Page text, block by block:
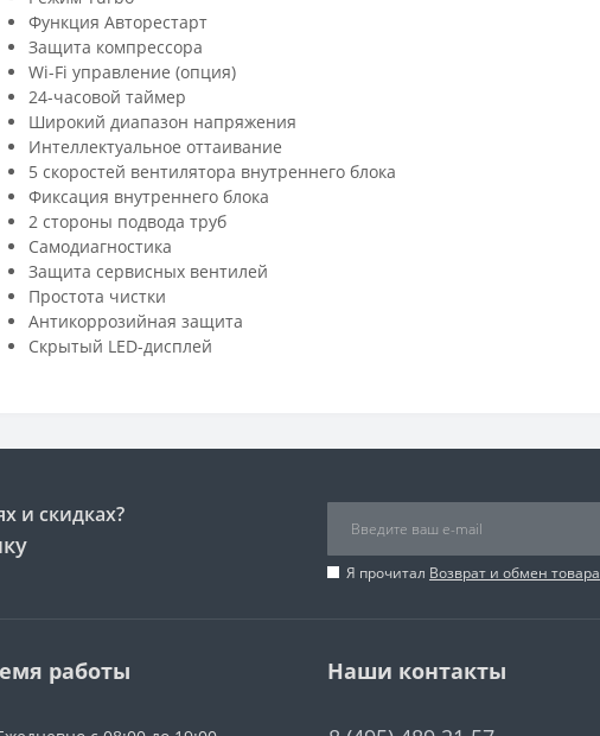
Функция Авторестарт
Защита компрессора
Wi-Fi управление (опция)
24-часовой таймер
Широкий диапазон напряжения
Интеллектуальное оттаивание
5 скоростей вентилятора внутреннего блока
Фиксация внутреннего блока
2 стороны подвода труб
Самодиагностика
Защита сервисных вентилей
Простота чистки
Антикоррозийная защита
Скрытый LED-дисплей
и скидках?
Я прочитал Возврат и обмен товара
работы Наши контакты